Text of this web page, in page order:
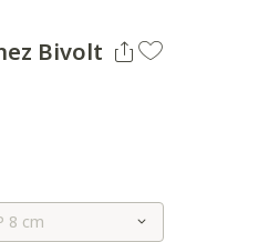
Bivolt